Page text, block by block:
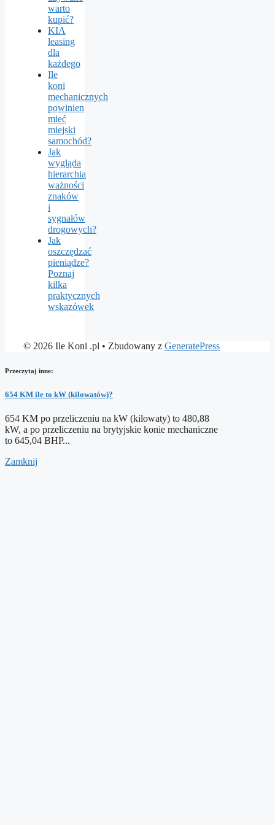
warto
kupić?
KIA
leasing
dla
każdego
Ile
koni
mechanicznych
powinien
mieć
miejski
samochód?
Jak
wygląda
hierarchia
ważności
znaków
i
sygnałów
drogowych?
Jak
oszczędzać
pieniądze?
Poznaj
kilka
praktycznych
wskazówek
© 2026 Ile Koni .pl • Zbudowany z GeneratePress
Przeczytaj inne:
654 KM ile to kW (kilowatów)?
654 KM po przeliczeniu na kW (kilowaty) to 480,88
kW, a po przeliczeniu na brytyjskie konie mechaniczne
to 645,04 BHP...
Zamknij